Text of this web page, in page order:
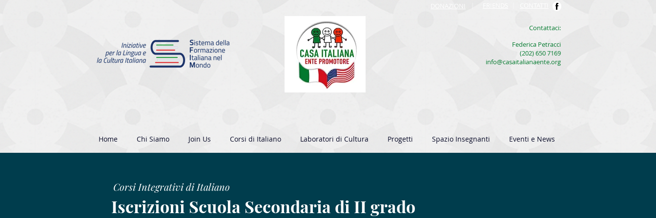
DONAZIONI
​Contattaci:
Federica Petracci
(202) 650 7169
info@casaitalianaente.org
Home Chi Siamo Join Us Corsi di Italiano Laboratori di Cultura Progetti Spazio Insegnanti Eventi e News
Corsi Integrativi di Italiano
Iscrizioni Scuola Secondaria di II grado